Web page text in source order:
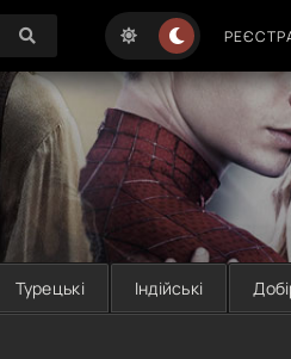
Турецькі Індійські